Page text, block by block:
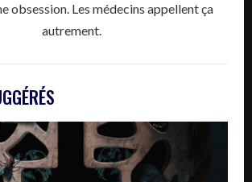
obsession. Les médecins appellent ça
autrement.